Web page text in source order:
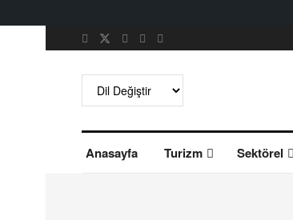
Anasayfa Turizm Sektörel